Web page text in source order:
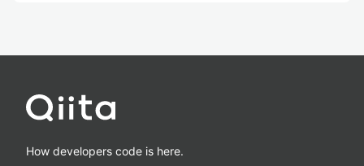
How developers code is here.